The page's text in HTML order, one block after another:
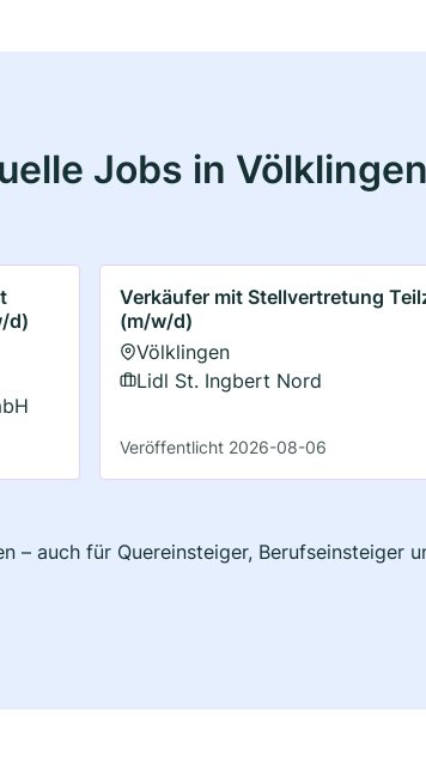
Jobs in Völklingen
d)
Verkäufer mit Stellvertretung
(m/w/d)
Völklingen
Lidl St. Ingbert Nord
Veröffentlicht 2026-08-06
– auch für Quereinsteiger,